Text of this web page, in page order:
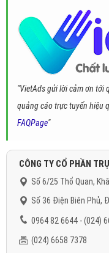
"VietAds gửi lời cảm ơn tới
quảng cáo trực tuyến hiệu
FAQPage"
CÔNG TY CỔ PHẦN
Số 6/25 Thổ Quan,
Số 36 Điện Biên Phủ,
0964 82 6644 - (024)
(024) 6658 7378